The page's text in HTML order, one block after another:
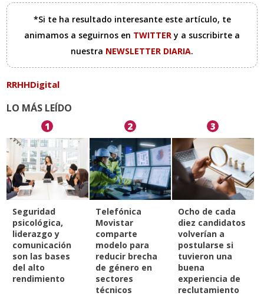
*Si te ha resultado interesante este artículo, te
animamos a seguirnos en TWITTERy a suscribirte a
nuestra NEWSLETTER DIARIA.
RRHHDigital
LO MÁS LEÍDO
1
Seguridad
psicológica,
liderazgo y
comunicación
son las bases
del alto
rendimiento
2
Telefónica
Movistar
comparte
modelo para
reducir brecha
de género en
sectores
técnicos
3
Ocho de cada
diez candidatos
volverían a
postularse si
tuvieron una
buena
experiencia de
reclutamiento